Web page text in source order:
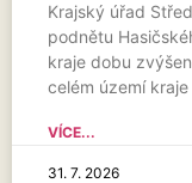
Krajský úřad
podnětu
kraje dobu
celém území
VÍCE...
31. 7. 2026